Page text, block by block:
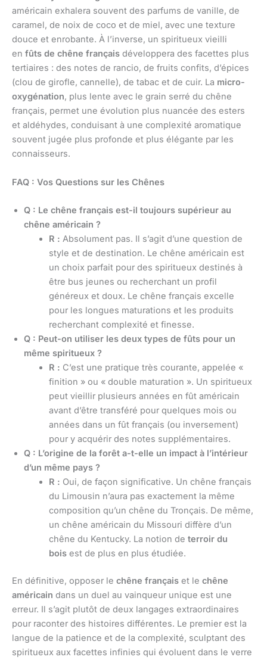
américain exhalera souvent des parfums de vanille, de
caramel, de noix de coco et de miel, avec une texture
douce et enrobante. À l’inverse, un spiritueux vieilli
en fûts de chêne français développera des facettes plus
tertiaires : des notes de rancio, de fruits confits, d’épices
(clou de girofle, cannelle), de tabac et de cuir. La micro-
oxygénation, plus lente avec le grain serré du chêne
français, permet une évolution plus nuancée des esters
et aldéhydes, conduisant à une complexité aromatique
souvent jugée plus profonde et plus élégante par les
connaisseurs.
FAQ : Vos Questions sur les Chênes
Q : Le chêne français est-il toujours supérieur au
chêne américain ?
R : Absolument pas. Il s’agit d’une question de
style et de destination. Le chêne américain est
un choix parfait pour des spiritueux destinés à
être bus jeunes ou recherchant un profil
généreux et doux. Le chêne français excelle
pour les longues maturations et les produits
recherchant complexité et finesse.
Q : Peut-on utiliser les deux types de fûts pour un
même spiritueux ?
R : C’est une pratique très courante, appelée «
finition » ou « double maturation ». Un spiritueux
peut vieillir plusieurs années en fût américain
avant d’être transféré pour quelques mois ou
années dans un fût français (ou inversement)
pour y acquérir des notes supplémentaires.
Q : L’origine de la forêt a-t-elle un impact à l’intérieur
d’un même pays ?
R : Oui, de façon significative. Un chêne français
du Limousin n’aura pas exactement la même
composition qu’un chêne du Tronçais. De même,
un chêne américain du Missouri diffère d’un
chêne du Kentucky. La notion de terroir du
boisest de plus en plus étudiée.
En définitive, opposer le chêne français et le chêne
américain dans un duel au vainqueur unique est une
erreur. Il s’agit plutôt de deux langages extraordinaires
pour raconter des histoires différentes. Le premier est la
langue de la patience et de la complexité, sculptant des
spiritueux aux facettes infinies qui évoluent dans le verre